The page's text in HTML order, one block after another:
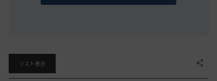
リスト表示 共有する